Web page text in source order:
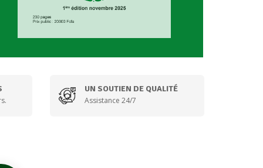
UN SOUTIEN DE QUALITÉ
Assistance 24/7